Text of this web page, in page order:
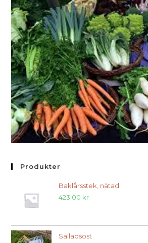
Produkter
Baklårsstek, nätad
423.00 kr
Salladsost